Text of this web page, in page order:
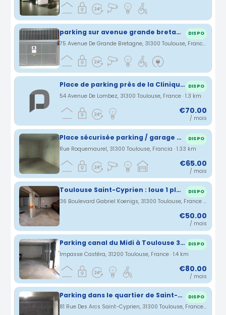
parking sur avenue grande bretagne metro patte d'oie DISPO
75 Avenue De Grande Bretagne, 31300 Toulouse, France · 1.09 km
Place de parking près de la Clinique Pasteur DISPO
54 Avenue De Lombez, 31300 Toulouse, France · 1.3 km
€70.00
/ mois
Place sécurisée parking / garage patte d'oie DISPO
Rue Roquemaurel, 31300 Toulouse, Francia · 1.33 km
€65.00
/ mois
Toulouse Saint-Cyprien : loue 1 place de parking en sous-sol entre métro Arènes/patte Oie DISPO
36 Boulevard Gabriel Koenigs, 31300 Toulouse, France · 1.36 km
€50.00
/ mois
Parking canal du Midi à Toulouse 31200 DISPO
Impasse Castéra, 31200 Toulouse, France · 1.4 km
€80.00
/ mois
Parking dans le quartier de Saint-Cyprien à 5 min du métro et du tramway DISPO
81 Rue Des Arcs Saint-Cyprien, 31300 Toulouse, France · 1.5 km